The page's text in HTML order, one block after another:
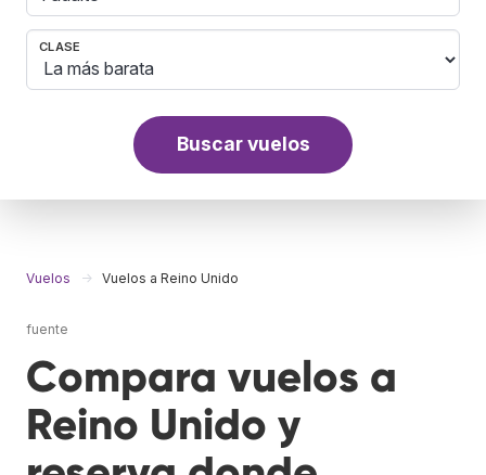
CLASE
Buscar vuelos
Vuelos Vuelos a Reino Unido
fuente
Compara vuelos a
Reino Unido y